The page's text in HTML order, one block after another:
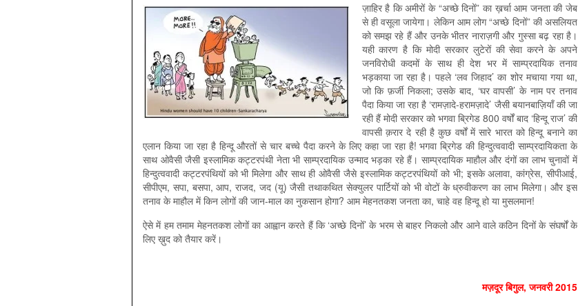
ज़ाहिर है कि अमीरों के “अच्छे दिनों” का ख़र्चा आम जनता की जेब
से ही वसूला जायेगा। लेकिन आम लोग “अच्छे दिनों” की असलियत
को समझ रहे हैं और उनके भीतर नाराज़गी और गुस्सा बढ़ रहा है।
यही कारण है कि मोदी सरकार लुटेरों की सेवा करने के अपने
जनविरोधी कदमों के साथ ही देश भर में साम्प्रदायिक तनाव
भड़काया जा रहा है। पहले ‘लव जिहाद’ का शोर मचाया गया था,
जो कि फ़र्जी निकला; उसके बाद, ‘घर वापसी’ के नाम पर तनाव
पैदा किया जा रहा है ‘रामज़ादे-हरामज़ादे’ जैसी बयानबाज़ियाँ की जा
रही हैं मोदी सरकार को भगवा ब्रिगेड 800 वर्षों बाद ‘हिन्दू राज’ की
वापसी क़रार दे रही है कुछ वर्षों में सारे भारत को हिन्दू बनाने का
एलान किया जा रहा है हिन्दू औरतों से चार बच्चे पैदा करने के लिए कहा जा रहा है! भगवा ब्रिगेड की हिन्दुत्ववादी साम्प्रदायिकता के
साथ ओवैसी जैसी इस्लामिक कट्टरपंथी नेता भी साम्प्रदायिक उन्माद भड़का रहे हैं। साम्प्रदायिक माहौल और दंगों का लाभ चुनावों में
हिन्दुत्ववादी कट्टरपंथियों को भी मिलेगा और साथ ही ओवैसी जैसे इस्लामिक कट्टरपंथियों को भी; इसके अलावा, कांग्रेस, सीपीआई,
सीपीएम, सपा, बसपा, आप, राजद, जद (यू) जैसी तथाकथित सेक्युलर पार्टियों को भी वोटों के ध्रुवीकरण का लाभ मिलेगा। और इस
तनाव के माहौल में किन लोगों की जान-माल का नुकसान होगा? आम मेहनतकश जनता का, चाहे वह हिन्दू हो या मुसलमान!
ऐसे में हम तमाम मेहनतकश लोगों का आह्वान करते हैं कि ‘अच्छे दिनों’ के भरम से बाहर निकलो और आने वाले कठिन दिनों के संघर्षों के
लिए ख़ुद को तैयार करें।
मज़दूर बिगुल,जनवरी2015